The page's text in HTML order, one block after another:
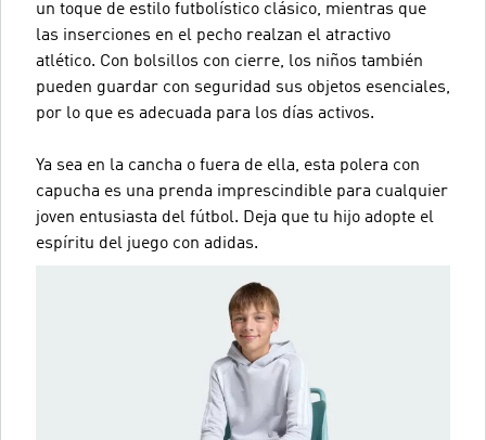
un toque de estilo futbolístico clásico, mientras que
las inserciones en el pecho realzan el atractivo
atlético. Con bolsillos con cierre, los niños también
pueden guardar con seguridad sus objetos esenciales,
por lo que es adecuada para los días activos.
Ya sea en la cancha o fuera de ella, esta polera con
capucha es una prenda imprescindible para cualquier
joven entusiasta del fútbol. Deja que tu hijo adopte el
espíritu del juego con adidas.